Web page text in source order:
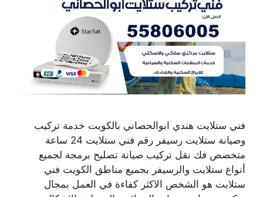
فني ستلايت هندي ابوالحصاني بالكويت خدمة تركيب
وصيانة ستلايت رسيفر رقم فني ستلايت 24 ساعة
متخصص فك نقل تركيب صيانة تصليح برمجة لجميع
أنواع ستلايت والرسيفر بجميع مناطق الكويت فني
ستلايت هو الشخص الاكثر كفاءة في العمل بمجال